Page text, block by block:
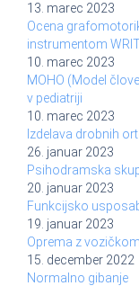
13. marec 2023
Ocena
instrumentom
10. marec 2023
MOHO (Model
v pediatriji
10. marec 2023
Izdelava drobnih
26. januar 2023
Psihodramska
20. januar 2023
Funkcijsko
19. januar 2023
Oprema z
15. december 2022
Normalno gibanje